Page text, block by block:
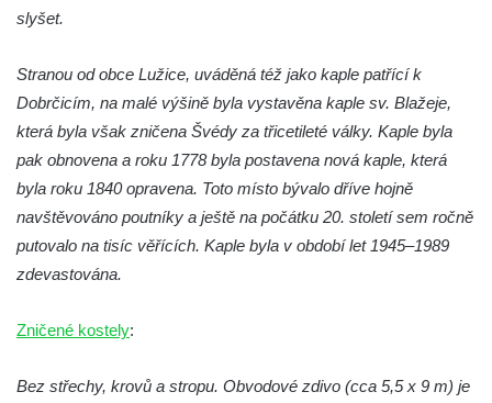
Římov
Křížová cesta Římov – XXV. kaple – Boží
hrob
Křížová cesta Římov – XXIV. kaple – Pieta
Křížová cesta Římov – XXIII. kaple –
Kalvárie
Křížová cesta Římov – XXII. kaple – Šimon
Křížová cesta Římov – XXI. kaple –
Křížová cesta Římov – XX. kaple – Svatá
slyšet.
Stranou od obce Lužice, uváděná též jako kaple patřící k
Dobrčicím, na malé výšině byla vystavěna kaple sv. Blažeje,
která byla však zničena Švédy za třicetileté války. Kaple byla
pak obnovena a roku 1778 byla postavena nová kaple, která
byla roku 1840 opravena. Toto místo bývalo dříve hojně
navštěvováno poutníky a ještě na počátku 20. století sem ročně
putovalo na tisíc věřících. Kaple byla v období let 1945–1989
zdevastována.
Zničené kostely:
Bez střechy, krovů a stropu. Obvodové zdivo (cca 5,5 x 9 m) je